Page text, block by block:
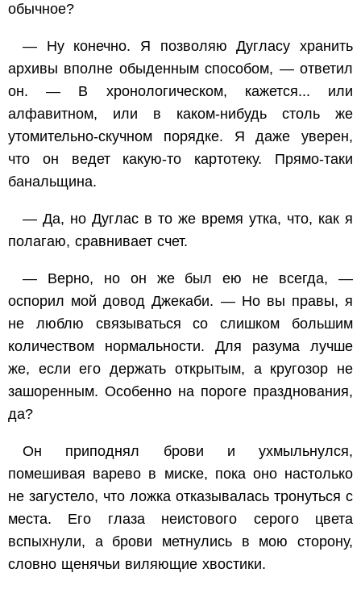
обычное?
— Ну конечно. Я позволяю Дугласу хранить
архивы вполне обыденным способом, — ответил
он. — В хронологическом, кажется... или
алфавитном, или в каком-нибудь столь же
утомительно-скучном порядке. Я даже уверен,
что он ведет какую-то картотеку. Прямо-таки
банальщина.
— Да, но Дуглас в то же время утка, что, как я
полагаю, сравнивает счет.
— Верно, но он же был ею не всегда, —
оспорил мой довод Джекаби. — Но вы правы, я
не люблю связываться со слишком большим
количеством нормальности. Для разума лучше
же, если его держать открытым, а кругозор не
зашоренным. Особенно на пороге празднования,
да?
Он приподнял брови и ухмыльнулся,
помешивая варево в миске, пока оно настолько
не загустело, что ложка отказывалась тронуться с
места. Его глаза неистового серого цвета
вспыхнули, а брови метнулись в мою сторону,
словно щенячьи виляющие хвостики.